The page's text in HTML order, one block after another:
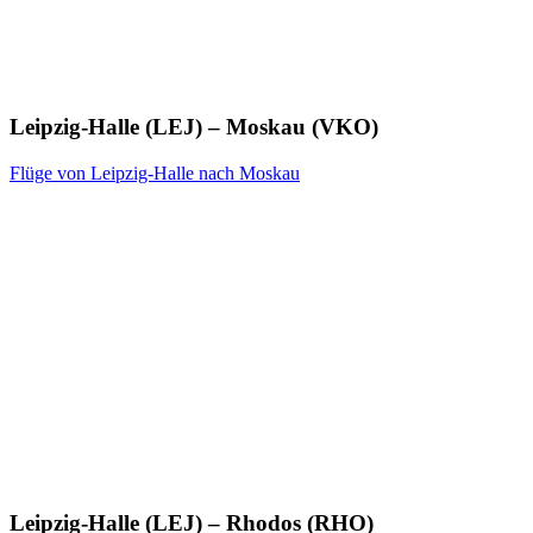
Leipzig-Halle (LEJ) – Moskau (VKO)
Flüge von Leipzig-Halle nach Moskau
Leipzig-Halle (LEJ) – Rhodos (RHO)